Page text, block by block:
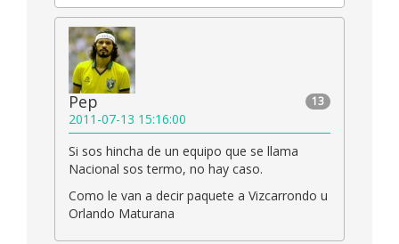
13
Pep
2011-07-13 15:16:00
Si sos hincha de un equipo que se llama
Nacional sos termo, no hay caso.
Como le van a decir paquete a Vizcarrondo u
Orlando Maturana